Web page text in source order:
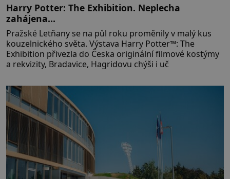
Harry Potter: The Exhibition. Neplecha
zahájena…
Pražské Letňany se na půl roku proměnily v malý kus
kouzelnického světa. Výstava Harry Potter™: The
Exhibition přivezla do Česka originální filmové kostýmy
a rekvizity, Bradavice, Hagridovu chýši i uč